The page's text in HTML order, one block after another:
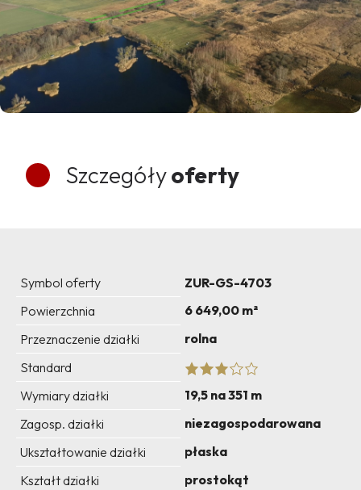
Szczegółyoferty
Symbol oferty
ZUR-GS-4703
Powierzchnia
6 649,00 m²
Przeznaczenie działki
rolna
Standard
Wymiary działki
19,5 na 351 m
Zagosp. działki
niezagospodarowana
Ukształtowanie działki
płaska
Kształt działki
prostokąt